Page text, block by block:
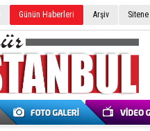
Günün Haberleri Arşiv